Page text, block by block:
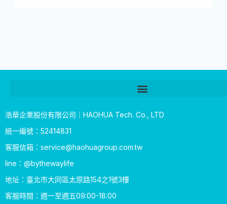
浩華企業股份有限公司｜HAOHUA Tech. Co., LTD
統一編號：52414831
客服信箱： service@haohuagroup.com.tw
line：@bythewaylife
地址：臺北市大同區太原路154之1號3樓
客服時間：週一至週五09:00-18:00